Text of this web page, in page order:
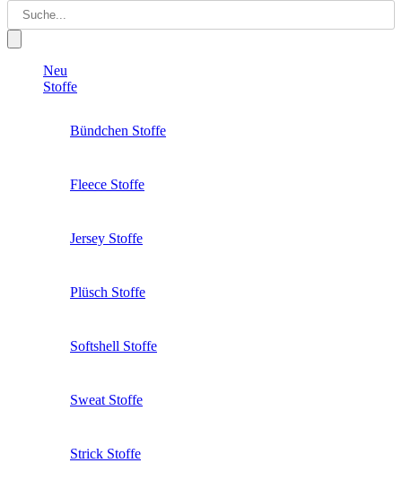
Neu
Stoffe
Bündchen Stoffe
Fleece Stoffe
Jersey Stoffe
Plüsch Stoffe
Softshell Stoffe
Sweat Stoffe
Strick Stoffe